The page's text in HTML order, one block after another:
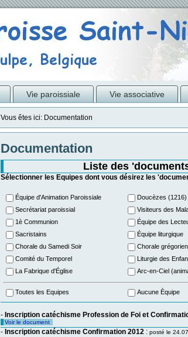
Vie paroissiale Vie associative
Vous êtes ici: Documentation
Documentation
Liste des
Sélectionner les Equipes dont vous désirez les
Équipe d'Animation Paroissiale Doucèzes (1216)
Secrétariat paroissial
Visiteurs des
1è Communion
Équipe des
Sacristains
Équipe liturgique
Chorale du Samedi Soir
Chorale
Comité du Temporel
Liturgie des
La Fabrique d'Église
Arc-en-Ciel
Toutes les Equipes Aucune Èquipe
- Inscription catéchisme Profession de Foi et
Voir le document
- Inscription catéchisme Confirmation 2012 : posté le